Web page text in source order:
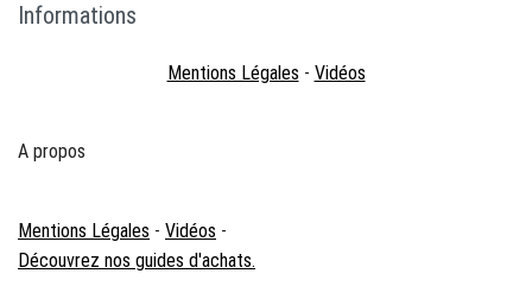
Informations
Mentions Légales - Vidéos
A propos
Mentions Légales - Vidéos -
Découvrez nos guides d'achats.